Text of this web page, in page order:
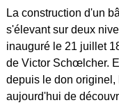
La construction d'un
s'élevant sur deux
inauguré le 21 juillet
de Victor Schœlcher.
depuis le don originel,
aujourd'hui de